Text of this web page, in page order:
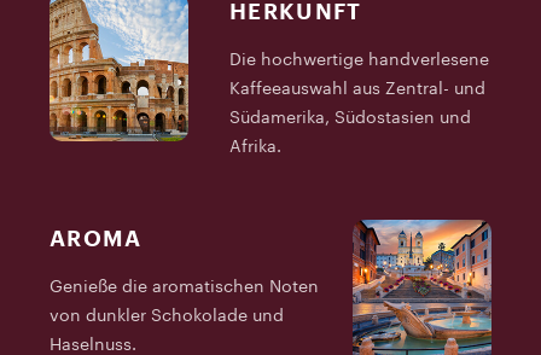
HERKUNFT
Die hochwertige handverlesene
Kaffeeauswahl aus Zentral- und
Südamerika, Südostasien und
Afrika.
AROMA
Genieße die aromatischen Noten
von dunkler Schokolade und
Haselnuss.